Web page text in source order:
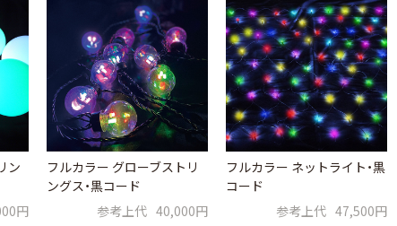
ン
円
フルカラー グローブストリ
ングス・黒コード
参考上代 40,000円
フルカラー ネットライト・黒
コード
参考上代 47,500円